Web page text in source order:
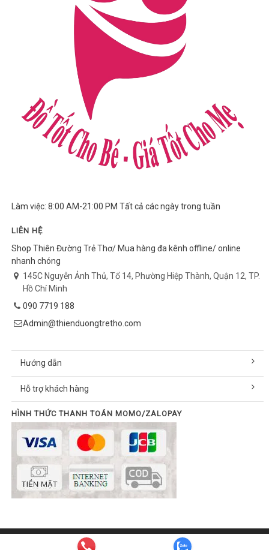
Làm việc: 8:00 AM-21:00 PM Tất cả các ngày trong tuần
LIÊN HỆ
Shop Thiên Đường Trẻ Thơ/ Mua hàng đa kênh offline/ online
nhanh chóng
145C Nguyễn Ảnh Thủ, Tổ 14, Phường Hiệp Thành, Quận 12, TP.
Hồ Chí Minh
090 7719 188
Admin@thienduongtretho.com
Hướng dẫn
Hỗ trợ khách hàng
HÌNH THỨC THANH TOÁN MOMO/ZALOPAY
© Bản quyền thuộc về thienduongtretho.com | Cung cấp bởi